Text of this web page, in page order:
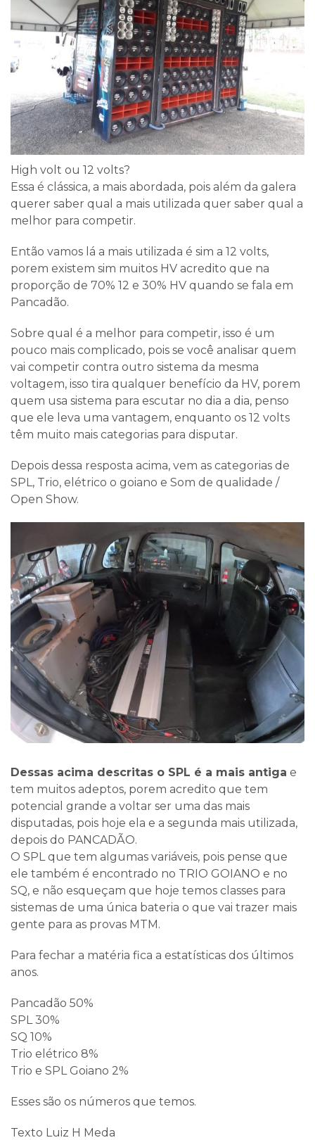
High volt ou 12 volts?
Essa é clássica, a mais abordada, pois além da galera
querer saber qual a mais utilizada quer saber qual a
melhor para competir.
Então vamos lá a mais utilizada é sim a 12 volts,
porem existem sim muitos HV acredito que na
proporção de 70% 12 e 30% HV quando se fala em
Pancadão.
Sobre qual é a melhor para competir, isso é um
pouco mais complicado, pois se você analisar quem
vai competir contra outro sistema da mesma
voltagem, isso tira qualquer benefício da HV, porem
quem usa sistema para escutar no dia a dia, penso
que ele leva uma vantagem, enquanto os 12 volts
têm muito mais categorias para disputar.
Depois dessa resposta acima, vem as categorias de
SPL, Trio, elétrico o goiano e Som de qualidade /
Open Show.
Dessas acima descritas o SPL é a mais antiga e
tem muitos adeptos, porem acredito que tem
potencial grande a voltar ser uma das mais
disputadas, pois hoje ela e a segunda mais utilizada,
depois do PANCADÃO.
O SPL que tem algumas variáveis, pois pense que
ele também é encontrado no TRIO GOIANO e no
SQ, e não esqueçam que hoje temos classes para
sistemas de uma única bateria o que vai trazer mais
gente para as provas MTM.
Para fechar a matéria fica a estatísticas dos últimos
anos.
Pancadão 50%
SPL 30%
SQ 10%
Trio elétrico 8%
Trio e SPL Goiano 2%
Esses são os números que temos.
Texto Luiz H Meda